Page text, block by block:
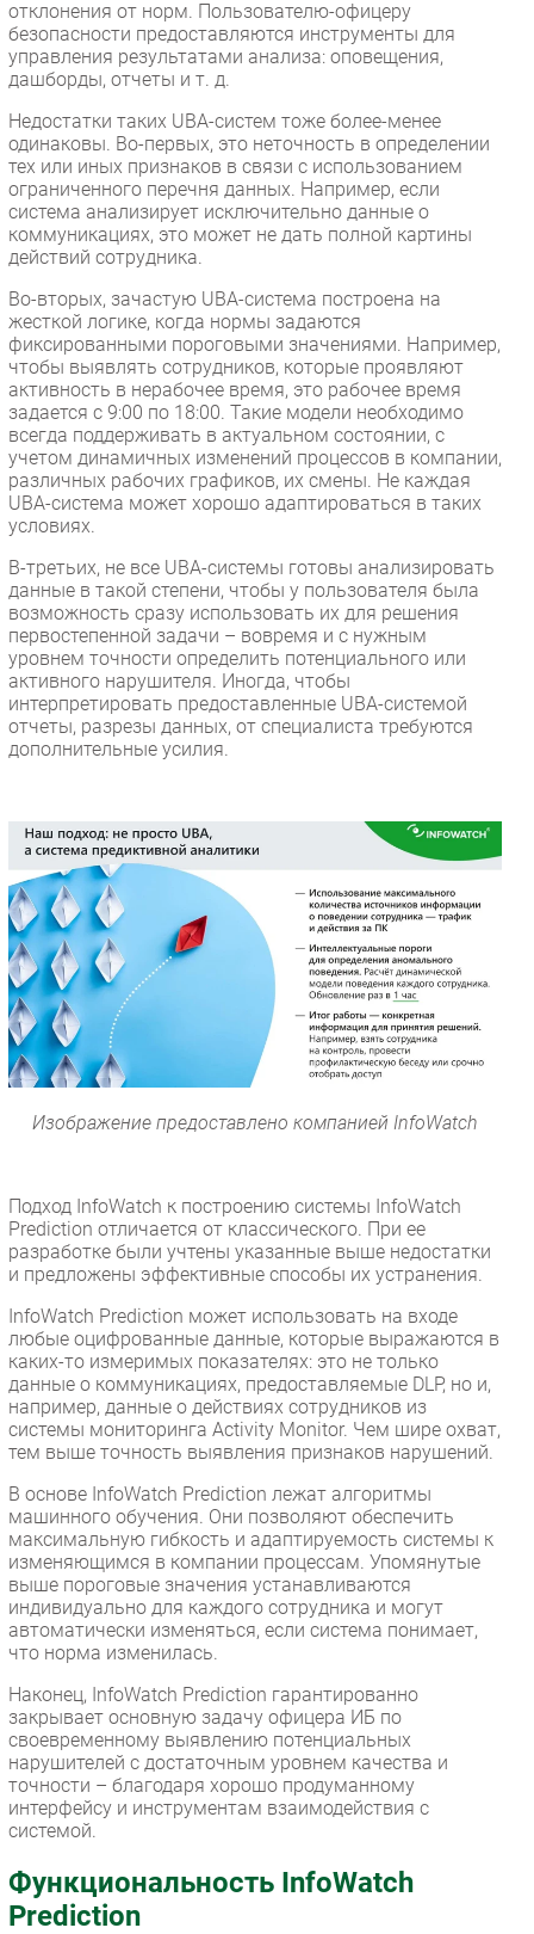
отклонения от норм. Пользователю-офицеру
безопасности предоставляются инструменты для
управления результатами анализа: оповещения,
дашборды, отчеты и т. д.
Недостатки таких UBA-систем тоже более-менее
одинаковы. Во-первых, это неточность в определении
тех или иных признаков в связи с использованием
ограниченного перечня данных. Например, если
система анализирует исключительно данные о
коммуникациях, это может не дать полной картины
действий сотрудника.
Во-вторых, зачастую UBA-система построена на
жесткой логике, когда нормы задаются
фиксированными пороговыми значениями. Например,
чтобы выявлять сотрудников, которые проявляют
активность в нерабочее время, это рабочее время
задается с 9:00 по 18:00. Такие модели необходимо
всегда поддерживать в актуальном состоянии, с
учетом динамичных изменений процессов в компании,
различных рабочих графиков, их смены. Не каждая
UBA-система может хорошо адаптироваться в таких
условиях.
В-третьих, не все UBA-системы готовы анализировать
данные в такой степени, чтобы у пользователя была
возможность сразу использовать их для решения
первостепенной задачи – вовремя и с нужным
уровнем точности определить потенциального или
активного нарушителя. Иногда, чтобы
интерпретировать предоставленные UBA-системой
отчеты, разрезы данных, от специалиста требуются
дополнительные усилия.
Изображение предоставлено компанией InfoWatch
Подход InfoWatch к построению системы InfoWatch
Prediction отличается от классического. При ее
разработке были учтены указанные выше недостатки
и предложены эффективные способы их устранения.
InfoWatch Prediction может использовать на входе
любые оцифрованные данные, которые выражаются в
каких-то измеримых показателях: это не только
данные о коммуникациях, предоставляемые DLP, но и,
например, данные о действиях сотрудников из
системы мониторинга Activity Monitor. Чем шире охват,
тем выше точность выявления признаков нарушений.
В основе InfoWatch Prediction лежат алгоритмы
машинного обучения. Они позволяют обеспечить
максимальную гибкость и адаптируемость системы к
изменяющимся в компании процессам. Упомянутые
выше пороговые значения устанавливаются
индивидуально для каждого сотрудника и могут
автоматически изменяться, если система понимает,
что норма изменилась.
Наконец, InfoWatch Prediction гарантированно
закрывает основную задачу офицера ИБ по
своевременному выявлению потенциальных
нарушителей с достаточным уровнем качества и
точности – благодаря хорошо продуманному
интерфейсу и инструментам взаимодействия с
системой.
Функциональность InfoWatch
Prediction